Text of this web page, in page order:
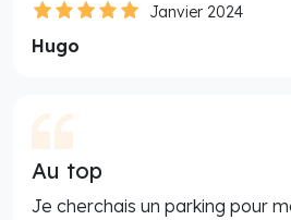
Janvier 2024
Hugo
Au top
Je cherchais un parking pour